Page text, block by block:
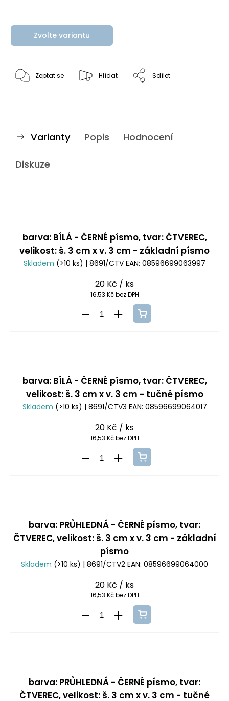
Zvolte variantu
Zeptat se Hlídat Sdílet
Varianty Popis Hodnocení
Diskuze
barva: BÍLÁ - ČERNÉ písmo, tvar: ČTVEREC,
velikost: š. 3 cm x v. 3 cm - základní písmo
Skladem (>10 ks) | 8691/CTV EAN: 08596699063997
20 Kč / ks
16,53 Kč bez DPH
barva: BÍLÁ - ČERNÉ písmo, tvar: ČTVEREC,
velikost: š. 3 cm x v. 3 cm - tučné písmo
Skladem (>10 ks) | 8691/CTV3 EAN: 08596699064017
20 Kč / ks
16,53 Kč bez DPH
barva: PRŮHLEDNÁ - ČERNÉ písmo, tvar:
ČTVEREC, velikost: š. 3 cm x v. 3 cm - základní
písmo
Skladem (>10 ks) | 8691/CTV2 EAN: 08596699064000
20 Kč / ks
16,53 Kč bez DPH
barva: PRŮHLEDNÁ - ČERNÉ písmo, tvar:
ČTVEREC, velikost: š. 3 cm x v. 3 cm - tučné